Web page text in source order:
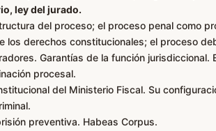
ley del jurado.
del proceso; el proceso penal como
los derechos constitucionales; el proceso
Garantías de la función jurisdiccional.
procesal.
del Ministerio Fiscal. Su
preventiva. Habeas Corpus.